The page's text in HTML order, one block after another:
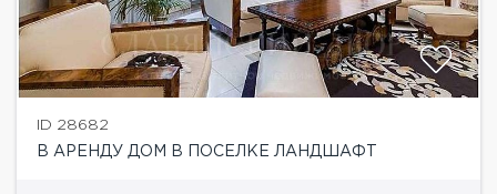
ID 28682
В АРЕНДУ ДОМ В ПОСЕЛКЕ ЛАНДШАФТ